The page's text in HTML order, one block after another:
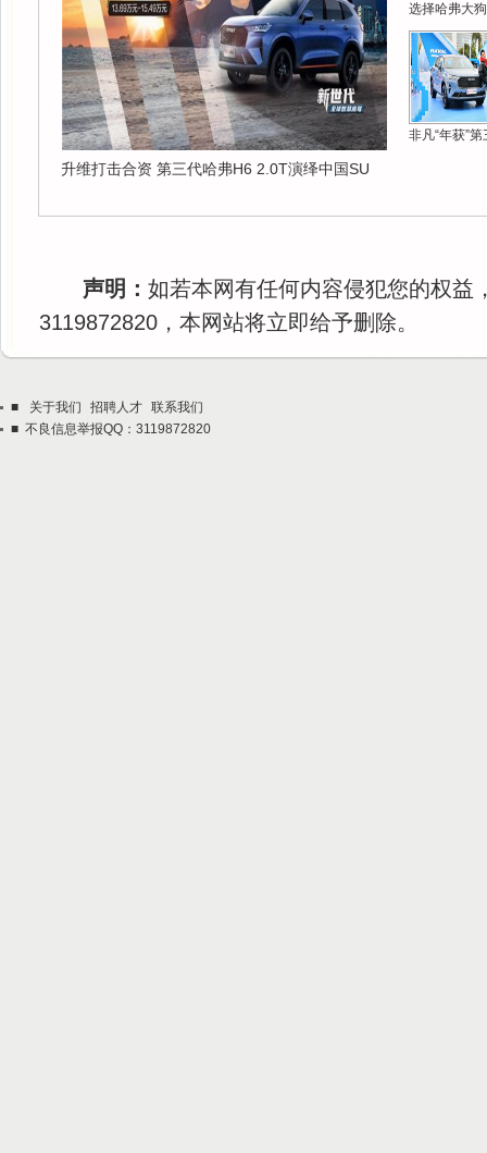
升维打击合资 第三代哈弗H6 2.0T演绎中国SU
选择哈弗大
非凡“年获”第
声明： 如若本网有任何内容侵犯您的权益
3119872820，本网站将立即给予删除。
■ 关于我们 招聘人才 联系我们
■ 不良信息举报QQ：3119872820